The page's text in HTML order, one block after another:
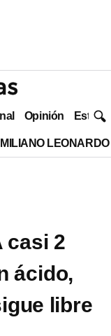
Opinión Estilo
casi 2
ácido,
libre